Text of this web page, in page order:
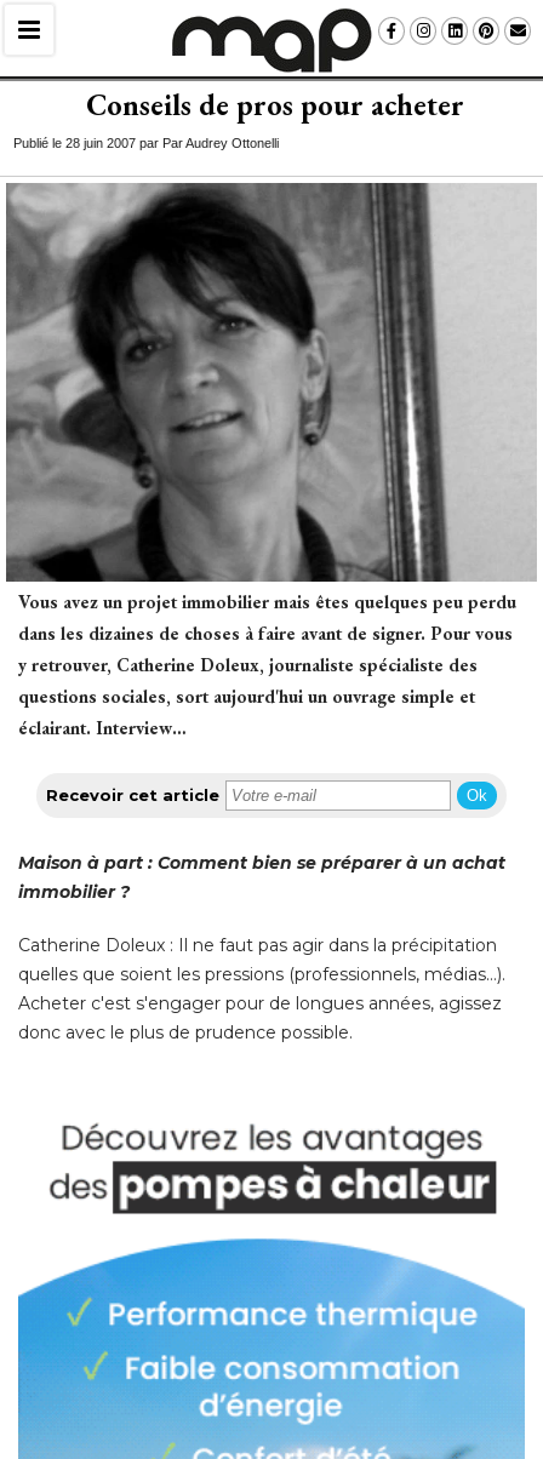
Conseils de pros pour acheter
Publié le 28 juin 2007 par Par Audrey Ottonelli
Vous avez un projet immobilier mais êtes quelques peu perdu
dans les dizaines de choses à faire avant de signer. Pour vous
y retrouver, Catherine Doleux, journaliste spécialiste des
questions sociales, sort aujourd'hui un ouvrage simple et
éclairant. Interview…
Recevoir cet article Ok
Maison à part : Comment bien se préparer à un achat
immobilier ?
Catherine Doleux : Il ne faut pas agir dans la précipitation
quelles que soient les pressions (professionnels, médias…).
Acheter c'est s'engager pour de longues années, agissez
donc avec le plus de prudence possible.